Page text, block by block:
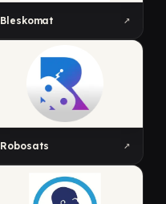
Bleskomat ↗
Robosats ↗